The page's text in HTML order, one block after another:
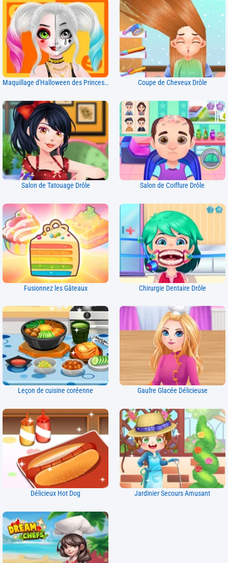
Maquillage d'Halloween des Princesses Coupe de Cheveux Drôle
Salon de Tatouage Drôle Salon de Coiffure Drôle
Fusionnez les Gâteaux Chirurgie Dentaire Drôle
Leçon de cuisine coréenne Gaufre Glacée Délicieuse
Délicieux Hot Dog Jardinier Secours Amusant